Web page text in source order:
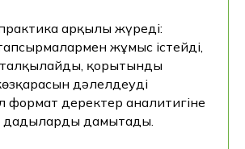
арқылы жүреді:
жұмыс істейді,
қорытынды
дәлелдеуді
формат деректер аналитигіне
дамытады.